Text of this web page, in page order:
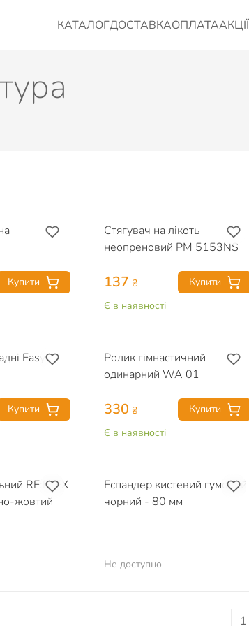
КАТАЛОГДОСТАВКАОПЛАТААКЦІЇ
Купити
Стягувач на лікоть
неопреновий PM 5153NS
137 ₴
Купити
Є в наявності
Easy
Купити
Ролик гімнастичний
одинарний WA 01
330 ₴
Купити
Є в наявності
RE:FLEX
жовтий
Еспандер кистевий гумовий
чорний - 80 мм
Не доступно
1